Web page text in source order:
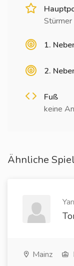
Stürmer
1.
2.
Fuß
keine
Ähnliche
Mainz